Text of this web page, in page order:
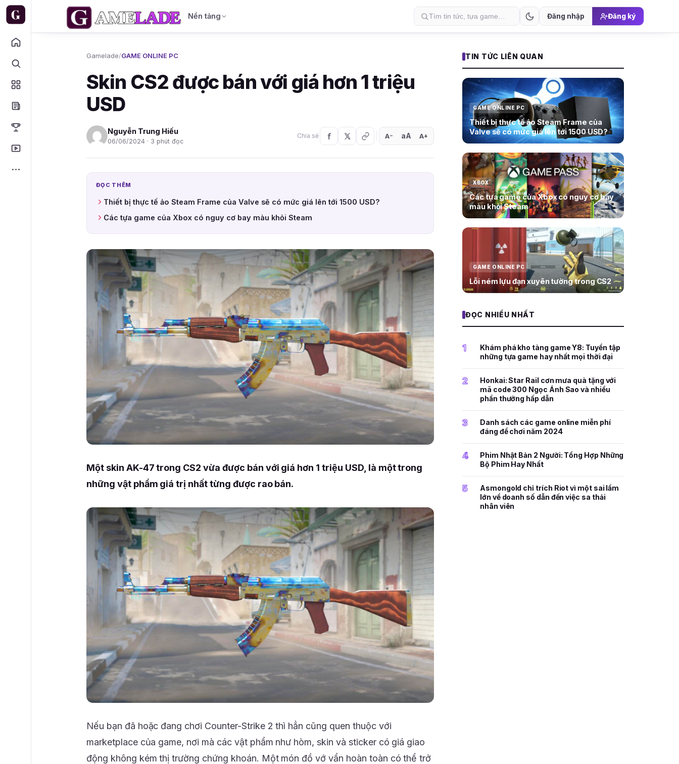
Nền tảng Đăng nhập Đăng ký
Gamelade/GAME ONLINE PC
Skin CS2 được bán với giá hơn 1 triệu
USD
Nguyễn Trung Hiếu
06/06/2024 · 3 phút đọc
Chia sẻ A− aA A+
ĐỌC THÊM
Thiết bị thực tế ảo Steam Frame của Valve sẽ có mức giá lên tới 1500 USD?
Các tựa game của Xbox có nguy cơ bay màu khỏi Steam
Một skin AK-47 trong CS2 vừa được bán với giá hơn 1 triệu USD, là một trong
những vật phẩm giá trị nhất từng được rao bán.
Nếu bạn đã hoặc đang chơi Counter-Strike 2 thì hẳn cũng quen thuộc với
marketplace của game, nơi mà các vật phẩm như hòm, skin và sticker có giá giao
động không kém thị trường chứng khoán. Một món đồ vớ vẩn hoàn toàn có thể trở
TIN TỨC LIÊN QUAN
GAME ONLINE PC
Thiết bị thực tế ảo Steam Frame của
Valve sẽ có mức giá lên tới 1500 USD?
XBOX
Các tựa game của Xbox có nguy cơ bay
màu khỏi Steam
GAME ONLINE PC
Lỗi ném lựu đạn xuyên tường trong CS2
ĐỌC NHIỀU NHẤT
1
Khám phá kho tàng game Y8: Tuyển tập
những tựa game hay nhất mọi thời đại
2
Honkai: Star Rail cơn mưa quà tặng với
mã code 300 Ngọc Ánh Sao và nhiều
phần thưởng hấp dẫn
3
Danh sách các game online miễn phí
đáng để chơi năm 2024
4
Phim Nhật Bản 2 Người: Tổng Hợp Những
Bộ Phim Hay Nhất
5
Asmongold chỉ trích Riot vì một sai lầm
lớn về doanh số dẫn đến việc sa thải
nhân viên